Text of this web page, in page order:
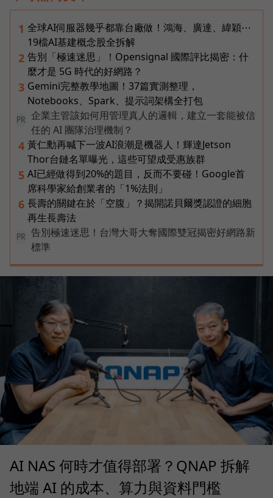
1 全球AI伺服器幾乎都靠台廠做！鴻海、廣達、緯穎⋯
19檔AI基建概念股全拆解
2 告別「極速迷思」！Opensignal 國際評比揭密：什
麼才是 5G 時代的好網路？
3 Gemini完整教學地圖！37篇實測整理，
Notebooks、Spark、提示詞架構全打包
PR
企業主管該如何用管理真人的邏輯，建立一套能被信
任的 AI 團隊治理機制？
4 黃仁勳再喊下一波AI浪潮是機器人！輝達Jetson
Thor台鏈名單曝光，這些可望成受惠族群
5 AI已經做得到20%的題目，反而不要碰！Google首
席科學家給創業者的「1%法則」
6 長壽的關鍵在於「空腹」？揭開諾貝爾獎認證的細胞
再生長壽法
PR
告別極速迷思！台灣大哥大奪國際雙冠揭密好網路新
標準
AI NAS 何時才值得部署？QNAP 拆解
地端 AI 的成本、算力與資料門檻